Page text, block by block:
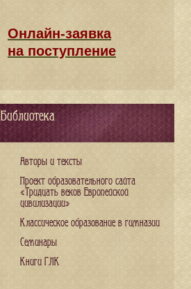
Онлайн-заявка
на поступление
Библиотека
Авторы и тексты
Проект образовательного сайта
«Тридцать веков Европейской
цивилизации»
Классическое образование в гимназии
Семинары
Книги ГЛК